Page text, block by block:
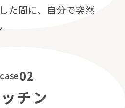
た間に、自分で突然
case02
チン